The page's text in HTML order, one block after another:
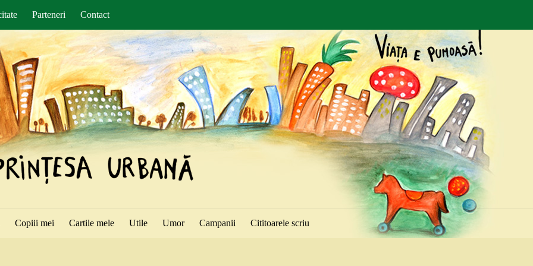
Parteneri Contact
Copiii mei Cartile mele Utile Umor Campanii Cititoarele scriu